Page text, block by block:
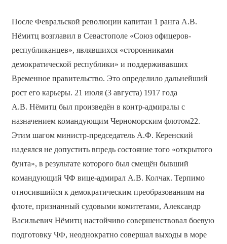
После Февральской революции капитан 1 ранга А.В.
Нёмитц возглавил в Севастополе «Союз офицеров-
республиканцев», являвшихся «сторонниками
демократической республики» и поддерживавших
Временное правительство. Это определило дальнейший
рост его карьеры. 21 июля (3 августа) 1917 года
А.В. Нёмитц был произведён в контр-адмиралы с
назначением командующим Черноморским флотом22.
Этим шагом министр-председатель А.Ф. Керенский
надеялся не допустить впредь состояние того «открытого
бунта», в результате которого был смещён бывший
командующий ЧФ вице-адмирал А.В. Колчак. Терпимо
относившийся к демократическим преобразованиям на
флоте, признанный судовыми комитетами, Александр
Васильевич Нёмитц настойчиво совершенствовал боевую
подготовку ЧФ, неоднократно совершал выходы в море